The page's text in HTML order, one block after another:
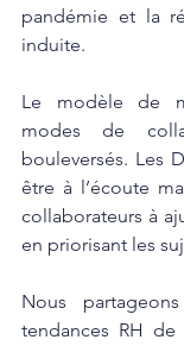
pandémie et la
induite.
Le modèle de
modes de
bouleversés. Les
être à l’écoute
collaborateurs à
en priorisant les
Nous
tendances RH de